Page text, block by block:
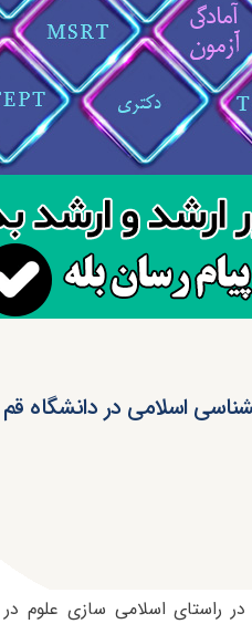
اسلامی در دانشگاه
راستای اسلامی سازی علوم